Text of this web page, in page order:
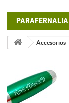
PARAFERNALIA
Accesorios